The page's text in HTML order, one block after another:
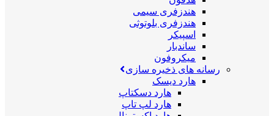
هندزفری سیمی
هندزفری بلوتوثی
اسپیکر
ساندبار
میکروفون
رسانه های ذخیره سازی
هارد دیسک
هارد دسکتاپ
هارد لپ تاپ